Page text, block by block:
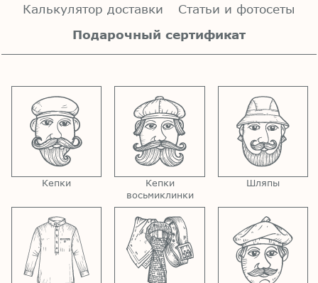
Калькулятор доставки
Статьи и фотосеты
Подарочный сертификат
Кепки
Кепки
восьмиклинки
Шляпы